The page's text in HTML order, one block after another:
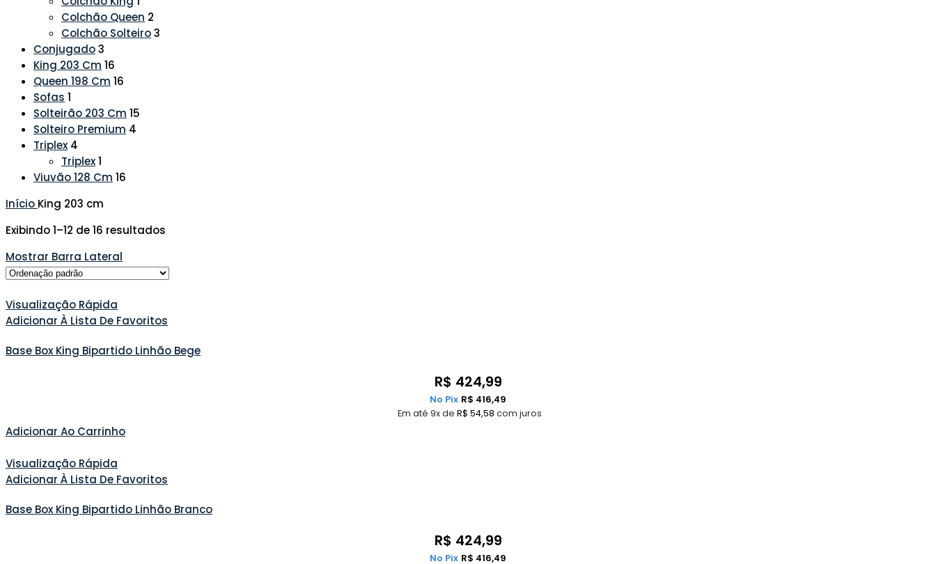
Colchão Queen 2
Colchão Solteiro3
Conjugado3
King 203 Cm 16
Queen 198 Cm 16
Sofas 1
Solteirão 203 Cm 15
Solteiro Premium 4
Triplex 4
Triplex1
Viuvão 128 Cm 16
Início King 203 cm
Exibindo 1–12 de 16 resultados
Mostrar Barra Lateral
Visualização Rápida
Adicionar À Lista De Favoritos
Base Box King Bipartido Linhão Bege
R$ 424,99
Em até 9x de R$ 54,58 com juros
No Pix R$ 416,49
Adicionar Ao Carrinho
Visualização Rápida
Adicionar À Lista De Favoritos
Base Box King Bipartido Linhão Branco
R$ 424,99
No Pix R$ 416,49